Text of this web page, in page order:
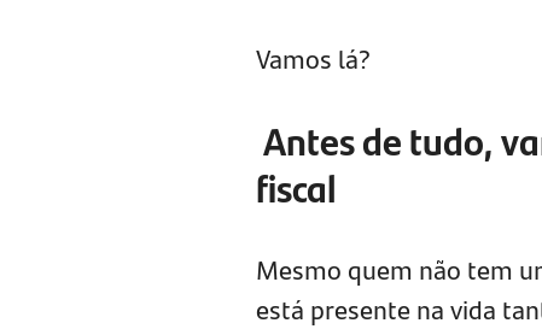
Vamos lá?
Antes de tudo,
fiscal
Mesmo quem não tem
está presente na vida